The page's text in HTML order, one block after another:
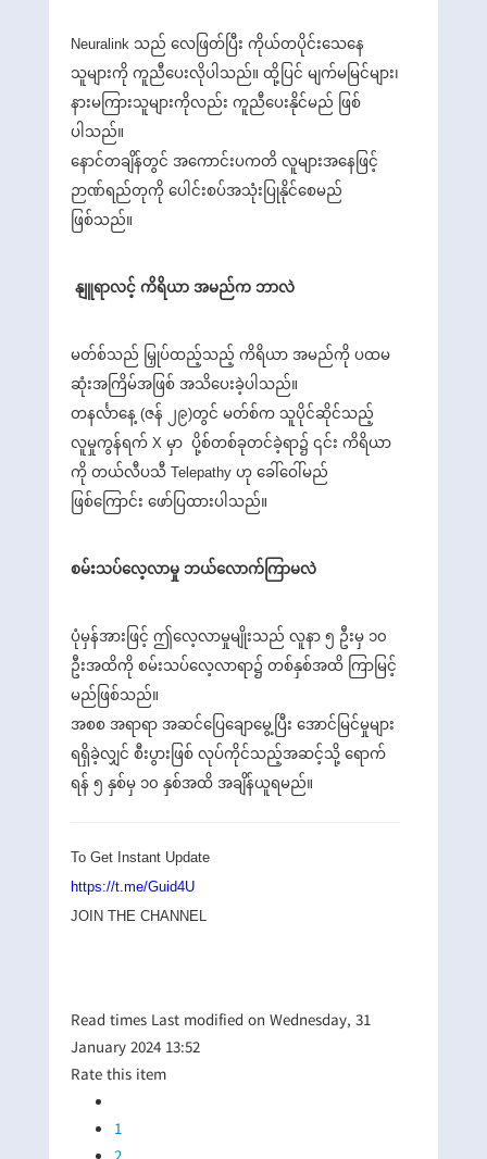
Neuralink သည် လေဖြတ်ပြီး ကိုယ်တပိုင်းသေနေ
သူများကို ကူညီပေးလိုပါသည်။ ထို့ပြင် မျက်မမြင်များ၊
နားမကြားသူများကိုလည်း ကူညီပေးနိုင်မည် ဖြစ်
ပါသည်။
နောင်တချိန်တွင် အကောင်းပကတိ လူများအနေဖြင့်
ဉာဏ်ရည်တုကို ပေါင်းစပ်အသုံးပြုနိုင်စေမည်
ဖြစ်သည်။
နျူရာလင့် ကိရိယာ အမည်က ဘာလဲ
မတ်စ်သည် မြှုပ်ထည့်သည့် ကိရိယာ အမည်ကို ပထမ
ဆုံးအကြိမ်အဖြစ် အသိပေးခဲ့ပါသည်။
တနင်္လာနေ့ (ဇန် ၂၉)တွင် မတ်စ်က သူပိုင်ဆိုင်သည့်
လူမှုကွန်ရက် X မှာ ပို့စ်တစ်ခုတင်ခဲ့ရာ၌ ၎င်း ကိရိယာ
ကို တယ်လီပသီ Telepathy ဟု ခေါ်ဝေါ်မည်
ဖြစ်ကြောင်း ဖော်ပြထားပါသည်။
စမ်းသပ်လေ့လာမှု ဘယ်လောက်ကြာမလဲ
ပုံမှန်အားဖြင့် ဤလေ့လာမှုမျိုးသည် လူနာ ၅ ဦးမှ ၁၀
ဦးအထိကို စမ်းသပ်လေ့လာရာ၌ တစ်နှစ်အထိ ကြာမြင့်
မည်ဖြစ်သည်။
အစစ အရာရာ အဆင်ပြေချောမွေ့ပြီး အောင်မြင်မှုများ
ရရှိခဲ့လျှင် စီးပွားဖြစ် လုပ်ကိုင်သည့်အဆင့်သို့ ရောက်
ရန် ၅ နှစ်မှ ၁၀ နှစ်အထိ အချိန်ယူရမည်။
To Get Instant Update
https://t.me/Guid4U
JOIN THE CHANNEL
ReadtimesLast modified on Wednesday, 31
January 2024 13:52
Rate this item
1